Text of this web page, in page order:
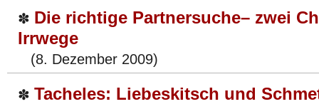
✽ Die richtige Partnersuche– zwei
Irrwege
(8. Dezember 2009)
✽ Tacheles: Liebeskitsch und